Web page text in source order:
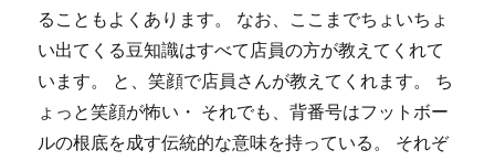
ることもよくあります。 なお、ここまでちょいちょ
い出てくる豆知識はすべて店員の方が教えてくれて
います。 と、笑顔で店員さんが教えてくれます。 ち
ょっと笑顔が怖い・ それでも、背番号はフットボー
ルの根底を成す伝統的な意味を持っている。 それぞ